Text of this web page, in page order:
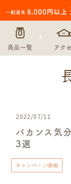
商品一覧 アク
2022/07/11
バカンス気
3選
キャンペーン情報